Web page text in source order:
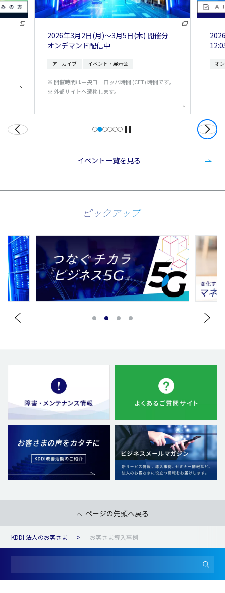
2026年8月24日(月) , 10月9日(金)
12:05～13:00
オンライン開催 申込受付中 オ
イベント一覧を見る
ピックアップ
ページの先頭へ戻る
KDDI 法人のお客さま お客さま導入事例